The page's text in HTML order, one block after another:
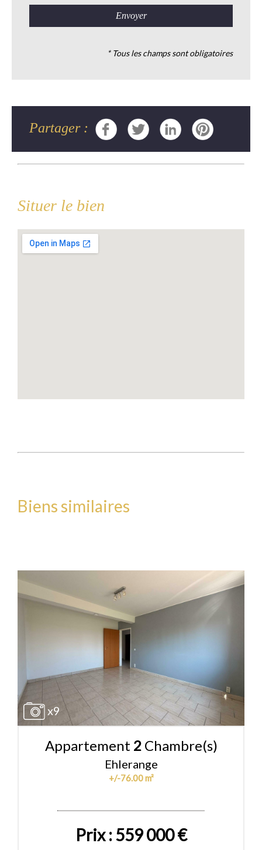
* Tous les champs sont obligatoires
Partager :
Situer le bien
Biens similaires
x9
Appartement 2Chambre(s)
Ehlerange
+/-76.00 m²
Prix : 559 000 €